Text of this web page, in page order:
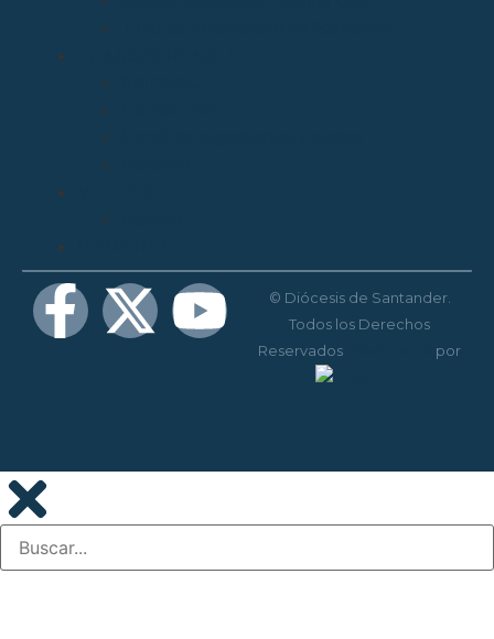
© Diócesis de Santander.
Todos los Derechos
Reservados
por